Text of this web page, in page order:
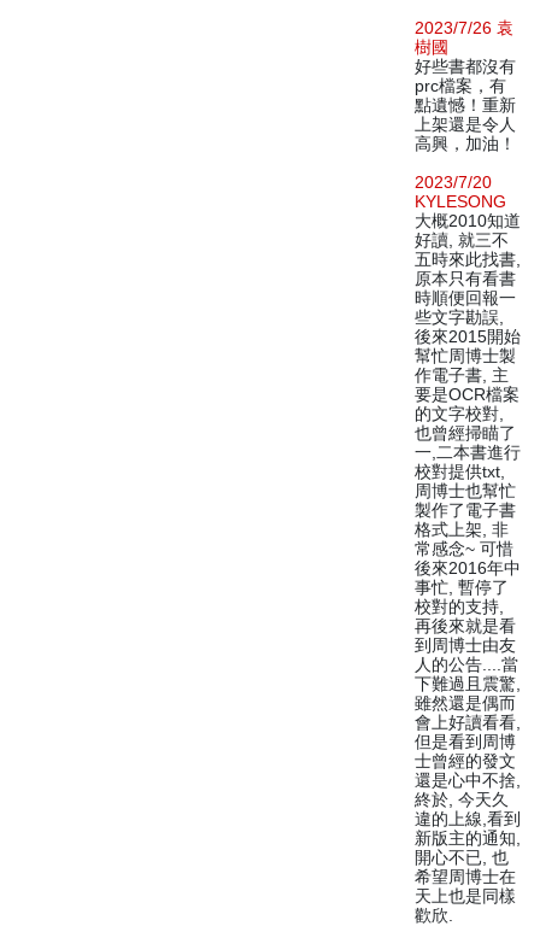
2023/7/26 袁
樹國
好些書都沒有
prc檔案，有
點遺憾！重新
上架還是令人
高興，加油！
2023/7/20
KYLESONG
大概2010知道
好讀, 就三不
五時來此找書,
原本只有看書
時順便回報一
些文字勘誤,
後來2015開始
幫忙周博士製
作電子書, 主
要是OCR檔案
的文字校對,
也曾經掃瞄了
一,二本書進行
校對提供txt,
周博士也幫忙
製作了電子書
格式上架, 非
常感念~ 可惜
後來2016年中
事忙, 暫停了
校對的支持,
再後來就是看
到周博士由友
人的公告....當
下難過且震驚,
雖然還是偶而
會上好讀看看,
但是看到周博
士曾經的發文
還是心中不捨,
終於, 今天久
違的上線,看到
新版主的通知,
開心不已, 也
希望周博士在
天上也是同樣
歡欣.